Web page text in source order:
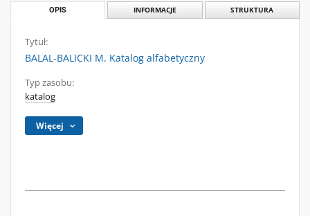
OPIS INFORMACJE STRUKTURA
Tytuł:
BALAL-BALICKI M. Katalog alfabetyczny
Typ zasobu:
katalog
Więcej